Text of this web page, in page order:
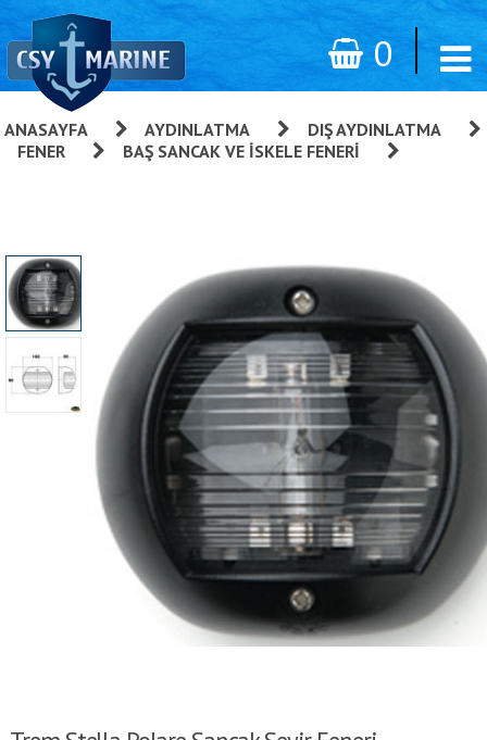
0
ANASAYFA »AYDINLATMA
DIŞ AYDINLATMA
FENER BAŞ SANCAK VE İSKELE FENERI